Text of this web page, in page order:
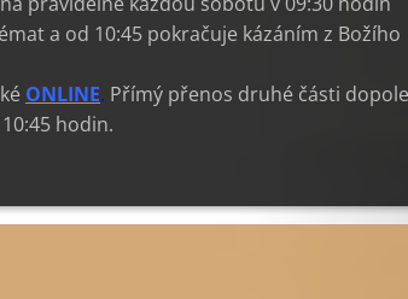
a od 10:45 pokračuje kázáním z Božího
ONLINE. Přímý přenos druhé části
hodin.